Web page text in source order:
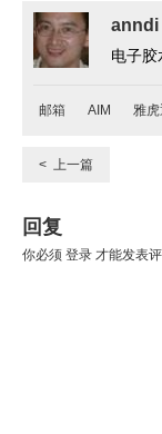
anndi
电子胶
邮箱 AIM 雅虎
< 上一篇
回复
你必须 登录 才能发表